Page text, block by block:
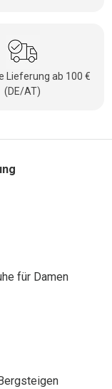
Lieferung ab 100 €
(DE/AT)
für Damen